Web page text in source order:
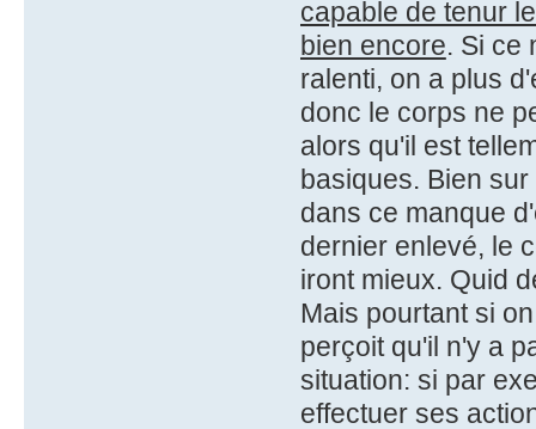
capable de tenur
bien encore. Si ce
ralenti, on a plus
donc le corps ne
alors qu'il est
basiques. Bien
dans ce manque
dernier enlevé, le
iront mieux. Quid
Mais pourtant si
perçoit qu'il n'y a
situation: si par
effectuer ses